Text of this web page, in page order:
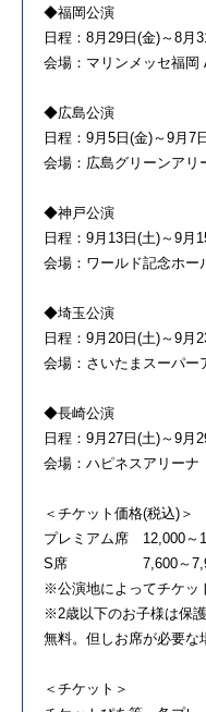
◆福岡公演
日程：8月29日(金)～8月
会場：マリンメッセ福岡
◆広島公演
日程：9月5日(金)～9月7
会場：広島グリーンアリ
◆神戸公演
日程：9月13日(土)～9月
会場：ワールド記念ホー
◆埼玉公演
日程：9月20日(土)～9月
会場：さいたまスーパー
◆長崎公演
日程：9月27日(土)～9月
会場：ハピネスアリーナ
＜チケット価格(税込)＞
プレミアム席 12,000～
S席 7,600～
※公演地によってチケッ
※2歳以下のお子様は保
無料。但しお席が必要な
＜チケット＞